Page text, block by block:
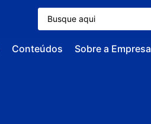
Conteúdos Sobre a Empresa